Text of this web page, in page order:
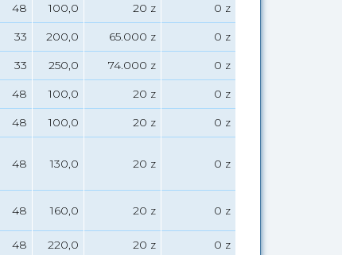
48 100,0 20 z
0 z
33 200,0 65.000 z
0 z
33 250,0 74.000 z
0 z
48 100,0 20 z
0 z
48 100,0 20 z 0 z
48 130,0 20 z 0 z
48 160,0 20 z 0 z
48 220,0 20 z
0 z